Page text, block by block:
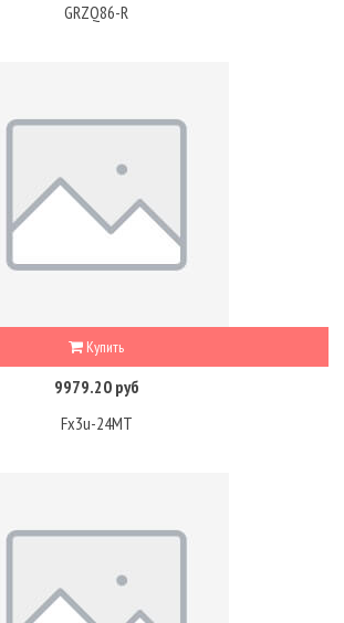
GRZQ86-R
Купить
9979.20 руб
Fx3u-24MT